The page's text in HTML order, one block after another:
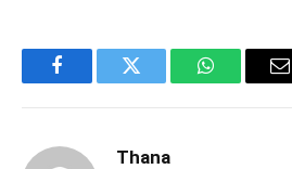
FacebookTwitter WhatsApp
Thana